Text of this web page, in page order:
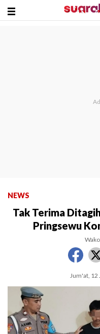
NEWS
Tak Terima
Pringsewu
Jum'at, 12